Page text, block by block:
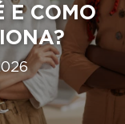
E COMO